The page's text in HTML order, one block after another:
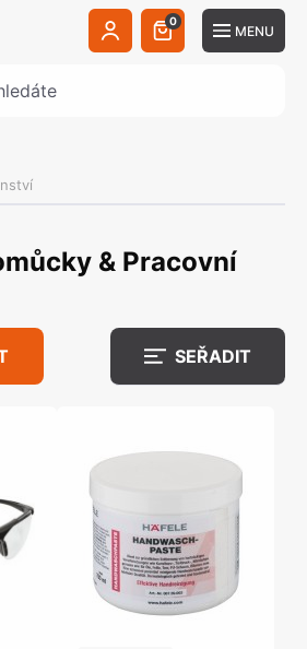
0
MENU
& Pracovní
SEŘADIT